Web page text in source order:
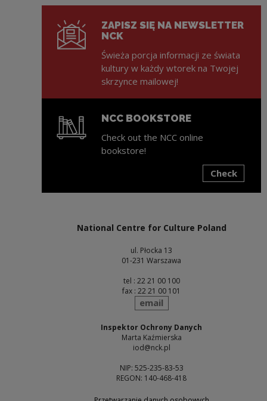
ZAPISZ SIĘ NA NEWSLETTER
NCK
Świeża porcja informacji ze świata
kultury w każdy wtorek na Twojej
skrzynce mailowej!
NCC BOOKSTORE
Check out the NCC online
bookstore!
Check
National Centre for Culture Poland
ul. Płocka 13
01-231 Warszawa
tel : 22 21 00 100
fax : 22 21 00 101
send
email
Inspektor Ochrony Danych
Marta Kaźmierska
iod@nck.pl
NIP: 525-235-83-53
REGON: 140-468-418